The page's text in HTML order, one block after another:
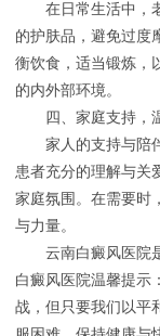
在日常生活中，老
的护肤品，避免过度
衡饮食，适当锻炼，
的内外部环境。
四、家庭支持，
家人的支持与陪伴
患者充分的理解与关
家庭氛围。在需要时
与力量。
云南白癜风医院是
白癜风医院温馨提示
战，但只要我们以平